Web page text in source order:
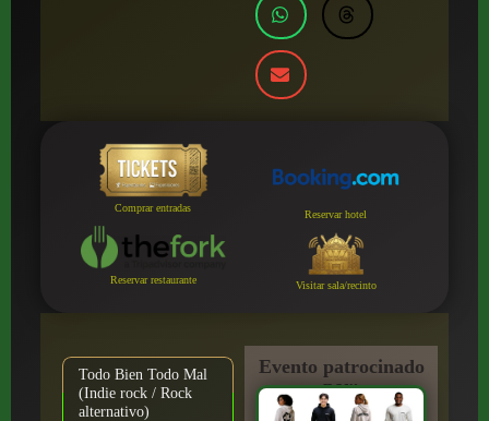
Comprar entradas
Reservar hotel
Reservar restaurante Visitar sala/recinto
Todo Bien Todo Mal
(Indie rock / Rock
alternativo)
Evento patrocinado
por: